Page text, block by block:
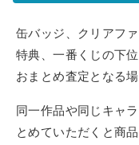
缶バッジ、クリアフ
特典、一番くじの下
おまとめ査定となる
同一作品や同じキャ
とめていただくと商